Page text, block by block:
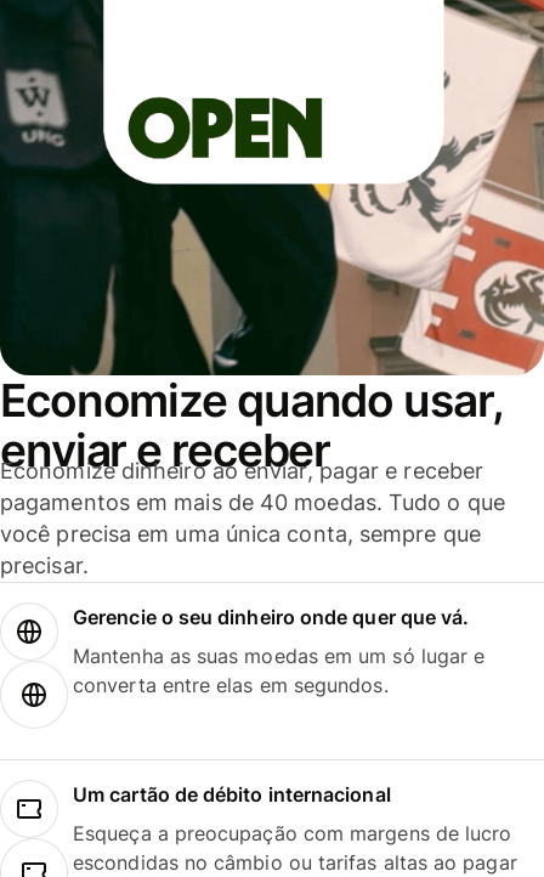
Economize quando usar,
enviar e receber
Economize dinheiro ao enviar, pagar e receber
pagamentos em mais de 40 moedas. Tudo o que
você precisa em uma única conta, sempre que
precisar.
Gerencie o seu dinheiro onde quer que vá.
Mantenha as suas moedas em um só lugar e
converta entre elas em segundos.
Um cartão de débito internacional
Esqueça a preocupação com margens de lucro
escondidas no câmbio ou tarifas altas ao pagar